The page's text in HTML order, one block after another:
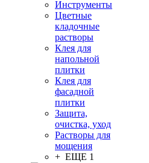
Инструменты
Цветные
кладочные
растворы
Клея для
напольной
плитки
Клея для
фасадной
плитки
Защита,
очистка, уход
Растворы для
мощения
+ ЕЩЕ 1